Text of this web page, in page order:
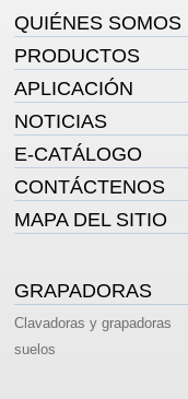
QUIÉNES SOMOS
PRODUCTOS
APLICACIÓN
NOTICIAS
E-CATÁLOGO
CONTÁCTENOS
MAPA DEL SITIO
GRAPADORAS
Clavadoras y grapadoras
suelos